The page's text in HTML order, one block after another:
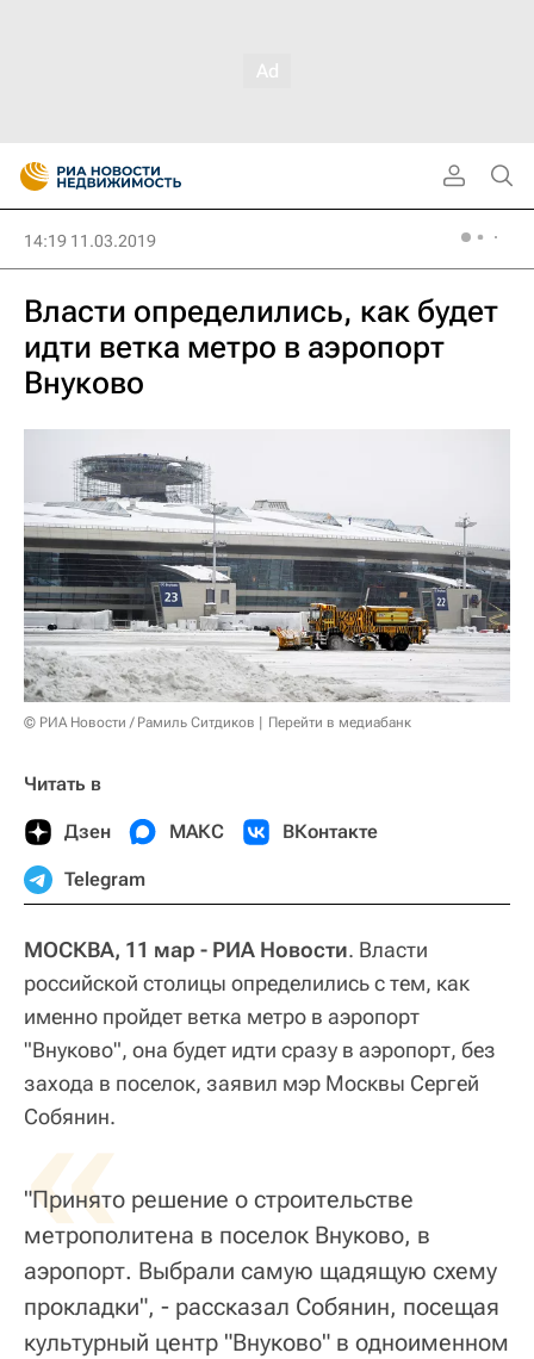
14:19 11.03.2019
Власти определились, как будет
идти ветка метро в аэропорт
Внуково
© РИА Новости / Рамиль Ситдиков Перейти в медиабанк
Читать в
Дзен МАКС ВКонтакте
Telegram
МОСКВА, 11 мар - РИА Новости. Власти
российской столицы определились с тем, как
именно пройдет ветка метро в аэропорт
"Внуково", она будет идти сразу в аэропорт, без
захода в поселок, заявил мэр Москвы Сергей
Собянин.
«
"Принято решение о строительстве
метрополитена в поселок Внуково, в
аэропорт. Выбрали самую щадящую схему
прокладки", - рассказал Собянин, посещая
культурный центр "Внуково" в одноименном